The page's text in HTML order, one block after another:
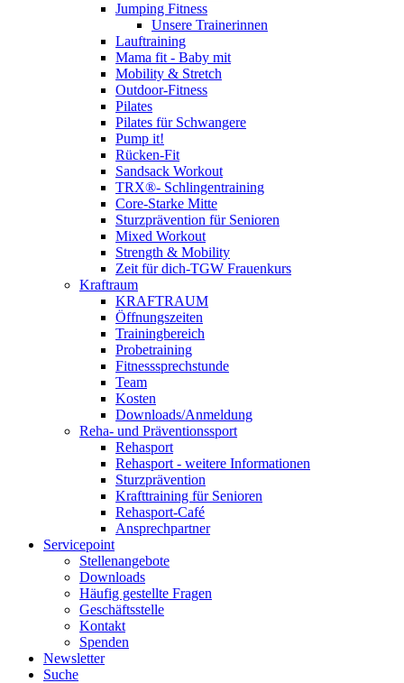
Jumping Fitness
Unsere Trainerinnen
Lauftraining
Mama fit - Baby mit
Mobility & Stretch
Outdoor-Fitness
Pilates
Pilates für Schwangere
Pump it!
Rücken-Fit
Sandsack Workout
TRX®- Schlingentraining
Core-Starke Mitte
Sturzprävention für Senioren
Mixed Workout
Strength & Mobility
Zeit für dich-TGW Frauenkurs
Kraftraum
KRAFTRAUM
Öffnungszeiten
Trainingbereich
Probetraining
Fitnesssprechstunde
Team
Kosten
Downloads/Anmeldung
Reha- und Präventionssport
Rehasport
Rehasport - weitere Informationen
Sturzprävention
Krafttraining für Senioren
Rehasport-Café
Ansprechpartner
Servicepoint
Stellenangebote
Downloads
Häufig gestellte Fragen
Geschäftsstelle
Kontakt
Spenden
Newsletter
Suche